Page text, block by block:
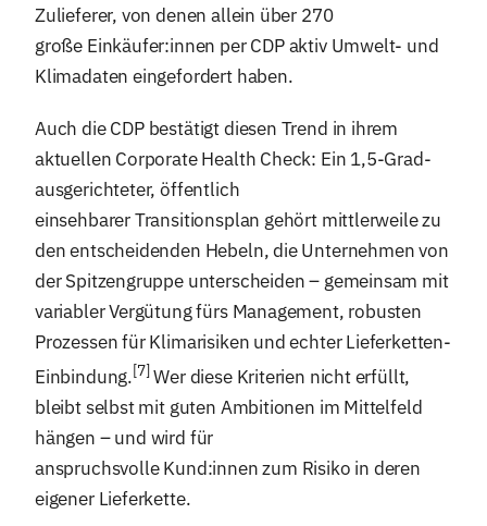
Zulieferer, von denen allein über 270
große Einkäufer:innen per CDP aktiv Umwelt- und
Klimadaten eingefordert haben.
Auch die CDP bestätigt diesen Trend in ihrem
aktuellen Corporate Health Check: Ein 1,5-Grad-
ausgerichteter, öffentlich
einsehbarer Transitionsplan gehört mittlerweile zu
den entscheidenden Hebeln, die Unternehmen von
der Spitzengruppe unterscheiden – gemeinsam mit
variabler Vergütung fürs Management, robusten
Prozessen für Klimarisiken und echter Lieferketten-
Einbindung.[7]Wer diese Kriterien nicht erfüllt,
bleibt selbst mit guten Ambitionen im Mittelfeld
hängen – und wird für
anspruchsvolle Kund:innen zum Risiko in deren
eigener Lieferkette.